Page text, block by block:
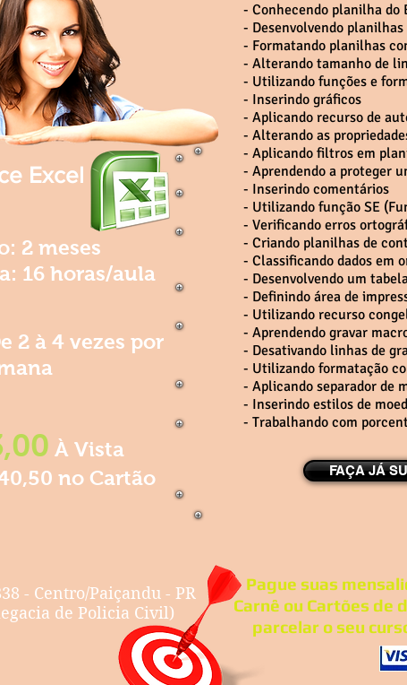
Excel
2 meses
16 horas/aula
2 à 4 vezes por
À Vista
no Cartão
- Conhecendo planilha do
- Desenvolvendo planilhas
- Formatando planilhas
- Alterando tamanho de
- Utilizando funções e
- Inserindo gráficos
- Aplicando recurso de
- Alterando as
- Aplicando filtros em
- Aprendendo a proteger
- Inserindo comentários
- Utilizando função SE
- Verificando erros
- Criando planilhas de
- Classificando dados em
- Desenvolvendo um
- Definindo área de
- Utilizando recurso
- Aprendendo gravar
- Desativando linhas de
- Utilizando formatação
- Aplicando separador de
- Inserindo estilos de
- Trabalhando com
FAÇA JÁ
- Centro/Paiçandu - PR
de Policia Civil)
Pague suas
Carnê ou Cartões de
parcelar o seu